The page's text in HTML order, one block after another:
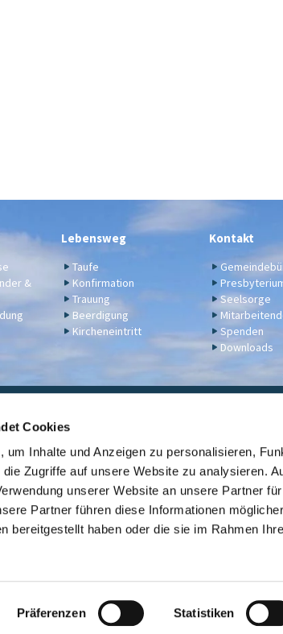
Cookies
um Inhalte und Anzeigen zu personalisieren,
Zugriffe auf unsere Website zu analysieren.
unserer Website an unsere Partner
Partner führen diese Informationen
bereitgestellt haben oder die sie im Rahmen
Präferenzen Statistiken
&
Lebensweg
Taufe
Konfirmation
Trauung
Beerdigung
Kircheneintritt
Kontakt
Seelsorge
Spenden
Downloads
KD Bank (Bank für Kirche und Diakonie), IBAN:
Kontaktinformationenev. Kirche
Link zur Übersicht der evangelischen